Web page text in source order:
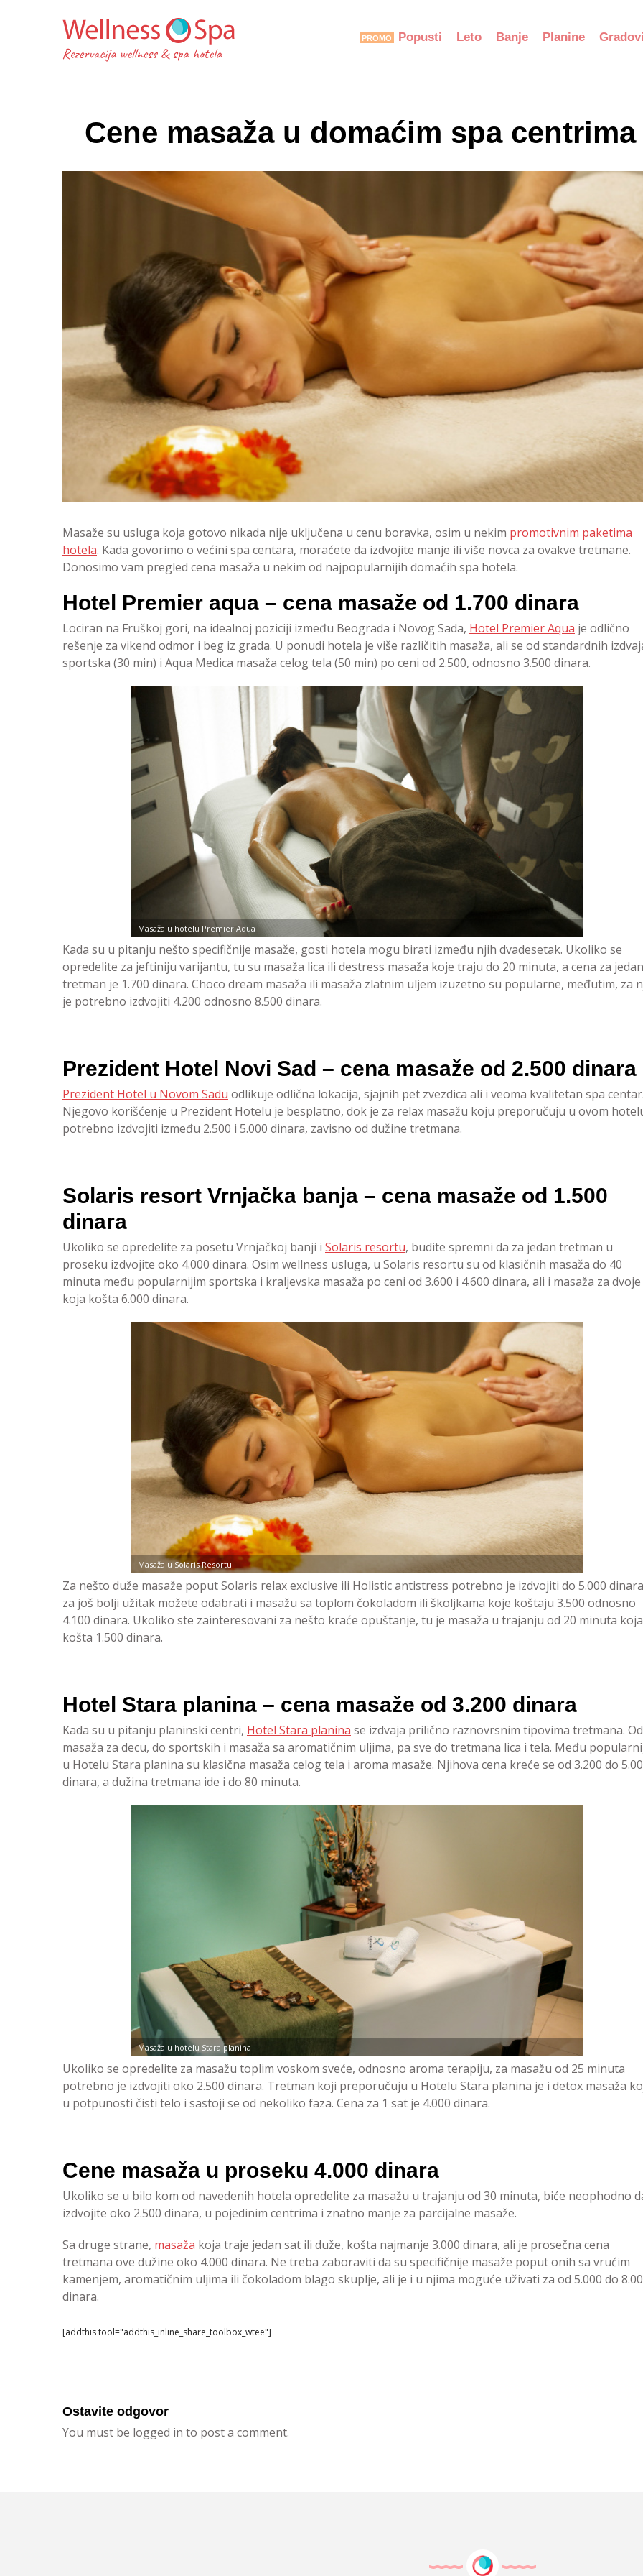
Popusti Leto Banje Planine
Cene masaža u domaćim spa centrima
Masaže su usluga koja gotovo nikada nije uključena u cenu boravka, osim u nekim promotivnim paketima
hotela. Kada govorimo o većini spa centara, moraćete da izdvojite manje ili više novca za ovakve tretmane.
Donosimo vam pregled cena masaža u nekim od najpopularnijih domaćih spa hotela.
Hotel Premier aqua – cena masaže od 1.700 dinara
Lociran na Fruškoj gori, na idealnoj poziciji između Beograda i Novog Sada, Hotel Premier Aqua je odlično
rešenje za vikend odmor i beg iz grada. U ponudi hotela je više različitih masaža, ali se od standardnih
sportska (30 min) i Aqua Medica masaža celog tela (50 min) po ceni od 2.500, odnosno 3.500 dinara.
Masaža u hotelu Premier Aqua
Kada su u pitanju nešto specifičnije masaže, gosti hotela mogu birati između njih dvadesetak. Ukoliko se
opredelite za jeftiniju varijantu, tu su masaža lica ili destress masaža koje traju do 20 minuta, a cena za jedan
tretman je 1.700 dinara. Choco dream masaža ili masaža zlatnim uljem izuzetno su popularne, međutim, za
je potrebno izdvojiti 4.200 odnosno 8.500 dinara.
Prezident Hotel Novi Sad – cena masaže od 2.500 dinara
Prezident Hotel u Novom Sadu odlikuje odlična lokacija, sjajnih pet zvezdica ali i veoma kvalitetan spa
Njegovo korišćenje u Prezident Hotelu je besplatno, dok je za relax masažu koju preporučuju u ovom
potrebno izdvojiti između 2.500 i 5.000 dinara, zavisno od dužine tretmana.
Solaris resort Vrnjačka banja – cena masaže od 1.500
dinara
Ukoliko se opredelite za posetu Vrnjačkoj banji i Solaris resortu, budite spremni da za jedan tretman u
proseku izdvojite oko 4.000 dinara. Osim wellness usluga, u Solaris resortu su od klasičnih masaža do 40
minuta među popularnijim sportska i kraljevska masaža po ceni od 3.600 i 4.600 dinara, ali i masaža za dvoje
koja košta 6.000 dinara.
Masaža u Solaris Resortu
Za nešto duže masaže poput Solaris relax exclusive ili Holistic antistress potrebno je izdvojiti do 5.000
za još bolji užitak možete odabrati i masažu sa toplom čokoladom ili školjkama koje koštaju 3.500 odnosno
4.100 dinara. Ukoliko ste zainteresovani za nešto kraće opuštanje, tu je masaža u trajanju od 20 minuta koja
košta 1.500 dinara.
Hotel Stara planina – cena masaže od 3.200 dinara
Kada su u pitanju planinski centri, Hotel Stara planina se izdvaja prilično raznovrsnim tipovima tretmana. Od
masaža za decu, do sportskih i masaža sa aromatičnim uljima, pa sve do tretmana lica i tela. Među
u Hotelu Stara planina su klasična masaža celog tela i aroma masaže. Njihova cena kreće se od 3.200 do
dinara, a dužina tretmana ide i do 80 minuta.
Masaža u hotelu Stara planina
Ukoliko se opredelite za masažu toplim voskom sveće, odnosno aroma terapiju, za masažu od 25 minuta
potrebno je izdvojiti oko 2.500 dinara. Tretman koji preporučuju u Hotelu Stara planina je i detox masaža
u potpunosti čisti telo i sastoji se od nekoliko faza. Cena za 1 sat je 4.000 dinara.
Cene masaža u proseku 4.000 dinara
Ukoliko se u bilo kom od navedenih hotela opredelite za masažu u trajanju od 30 minuta, biće neophodno
izdvojite oko 2.500 dinara, u pojedinim centrima i znatno manje za parcijalne masaže.
Sa druge strane, masaža koja traje jedan sat ili duže, košta najmanje 3.000 dinara, ali je prosečna cena
tretmana ove dužine oko 4.000 dinara. Ne treba zaboraviti da su specifičnije masaže poput onih sa vrućim
kamenjem, aromatičnim uljima ili čokoladom blago skuplje, ali je i u njima moguće uživati za od 5.000 do
dinara.
[addthis tool="addthis_inline_share_toolbox_wtee"]
Ostavite odgovor
You must be logged in to post a comment.